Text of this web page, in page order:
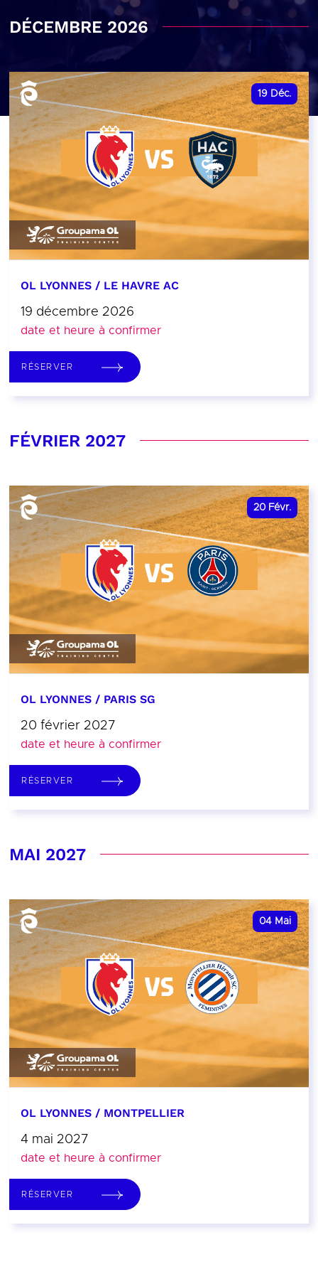
DÉCEMBRE 2026
19 Déc.
OL LYONNES / LE HAVRE AC
19 décembre 2026
date et heure à confirmer
RÉSERVER
FÉVRIER 2027
20 Févr.
OL LYONNES / PARIS SG
20 février 2027
date et heure à confirmer
RÉSERVER
MAI 2027
04 Mai
OL LYONNES / MONTPELLIER
4 mai 2027
date et heure à confirmer
RÉSERVER